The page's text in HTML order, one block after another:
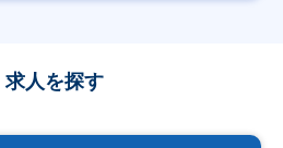
求人を探す